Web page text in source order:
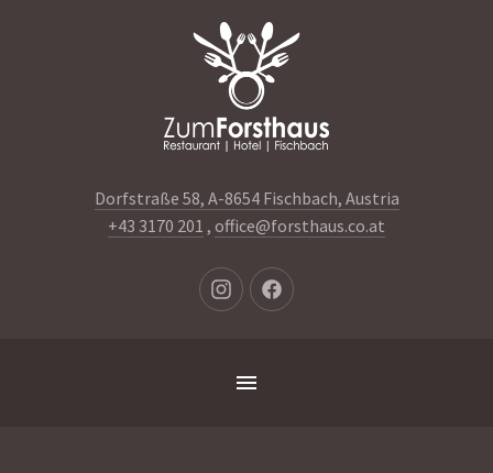
Dorfstraße 58, A-8654 Fischbach, Austria
+43 3170 201 , office@forsthaus.co.at
Neues Neues